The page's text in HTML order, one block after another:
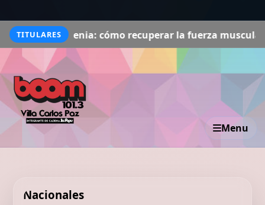
TITULAREScómo recuperar la fuerza muscular en las
Menu
Nacionales